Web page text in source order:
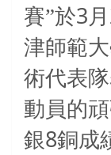
賽”於3月
津師範
術代表
動員的
銀8銅成